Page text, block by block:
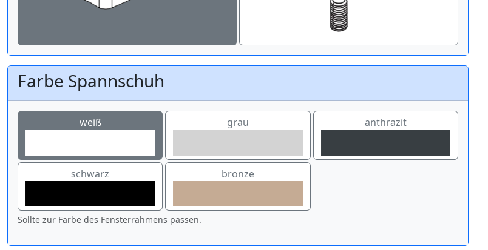
Farbe Spannschuh
weiß grau anthrazit
schwarz bronze
Sollte zur Farbe des Fensterrahmens passen.